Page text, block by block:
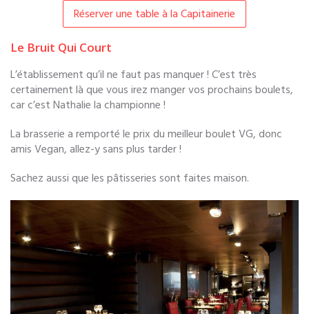
Réserver une table à la Capitainerie
Le Bruit Qui Court
L’établissement qu’il ne faut pas manquer ! C’est très
certainement là que vous irez manger vos prochains boulets,
car c’est Nathalie la championne !
La brasserie a remporté le prix du meilleur boulet VG, donc
amis Vegan, allez-y sans plus tarder !
Sachez aussi que les pâtisseries sont faites maison.